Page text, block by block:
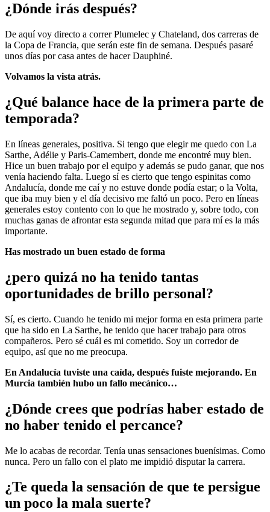
¿Dónde irás después?
De aquí voy directo a correr Plumelec y Chateland, dos carreras de
la Copa de Francia, que serán este fin de semana. Después pasaré
unos días por casa antes de hacer Dauphiné.
Volvamos la vista atrás.
¿Qué balance hace de la primera parte de
temporada?
En líneas generales, positiva. Si tengo que elegir me quedo con La
Sarthe, Adélie y Paris-Camembert, donde me encontré muy bien.
Hice un buen trabajo por el equipo y además se pudo ganar, que nos
venía haciendo falta. Luego sí es cierto que tengo espinitas como
Andalucía, donde me caí y no estuve donde podía estar; o la Volta,
que iba muy bien y el día decisivo me faltó un poco. Pero en líneas
generales estoy contento con lo que he mostrado y, sobre todo, con
muchas ganas de afrontar esta segunda mitad que para mí es la más
importante.
Has mostrado un buen estado de forma
¿pero quizá no ha tenido tantas
oportunidades de brillo personal?
Sí, es cierto. Cuando he tenido mi mejor forma en esta primera parte
que ha sido en La Sarthe, he tenido que hacer trabajo para otros
compañeros. Pero sé cuál es mi cometido. Soy un corredor de
equipo, así que no me preocupa.
En Andalucía tuviste una caída, después fuiste mejorando. En
Murcia también hubo un fallo mecánico…
¿Dónde crees que podrías haber estado de
no haber tenido el percance?
Me lo acabas de recordar. Tenía unas sensaciones buenísimas. Como
nunca. Pero un fallo con el plato me impidió disputar la carrera.
¿Te queda la sensación de que te persigue
un poco la mala suerte?